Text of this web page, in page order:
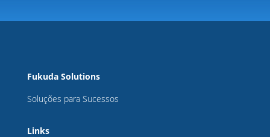
Fukuda Solutions
Soluções para Sucessos
Links